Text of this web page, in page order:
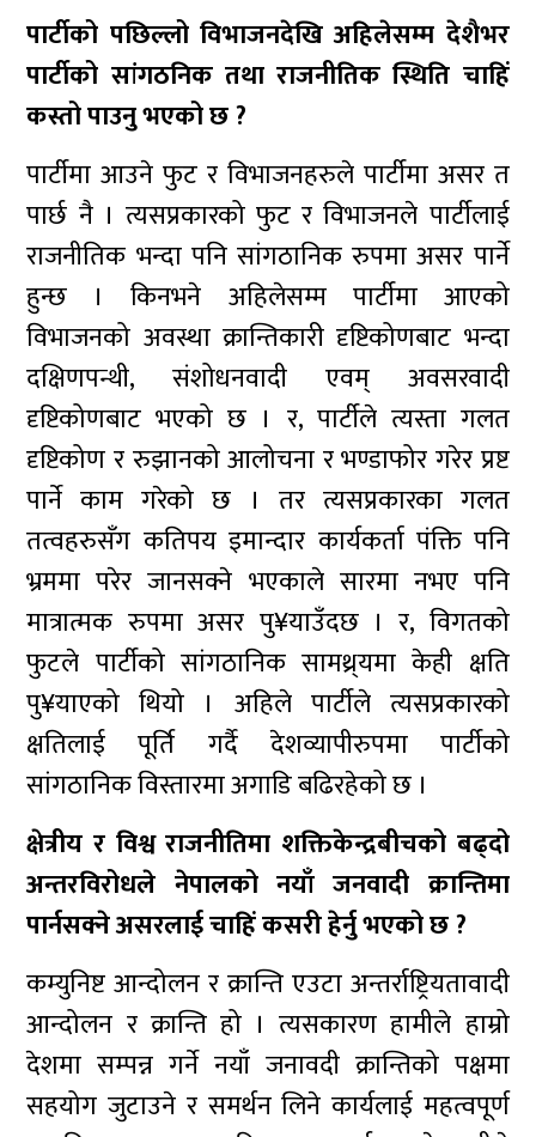
पार्टीको पछिल्लो विभाजनदेखि अहिलेसम्म देशैभर
पार्टीको सांगठनिक तथा राजनीतिक स्थिति चाहिं
कस्तो पाउनु भएको छ ?
पार्टीमा आउने फुट र विभाजनहरुले पार्टीमा असर त
पार्छ नै । त्यसप्रकारको फुट र विभाजनले पार्टीलाई
राजनीतिक भन्दा पनि सांगठानिक रुपमा असर पार्ने
हुन्छ । किनभने अहिलेसम्म पार्टीमा आएको
विभाजनको अवस्था क्रान्तिकारी दृष्टिकोणबाट भन्दा
दक्षिणपन्थी, संशोधनवादी एवम् अवसरवादी
दृष्टिकोणबाट भएको छ । र, पार्टीले त्यस्ता गलत
दृष्टिकोण र रुझानको आलोचना र भण्डाफोर गरेर प्रष्ट
पार्ने काम गरेको छ । तर त्यसप्रकारका गलत
तत्वहरुसँग कतिपय इमान्दार कार्यकर्ता पंक्ति पनि
भ्रममा परेर जानसक्ने भएकाले सारमा नभए पनि
मात्रात्मक रुपमा असर पु¥याउँदछ । र, विगतको
फुटले पार्टीको सांगठानिक सामथ्र्यमा केही क्षति
पु¥याएको थियो । अहिले पार्टीले त्यसप्रकारको
क्षतिलाई पूर्ति गर्दै देशव्यापीरुपमा पार्टीको
सांगठानिक विस्तारमा अगाडि बढिरहेको छ ।
क्षेत्रीय र विश्व राजनीतिमा शक्तिकेन्द्रबीचको बढ्दो
अन्तरविरोधले नेपालको नयाँ जनवादी क्रान्तिमा
पार्नसक्ने असरलाई चाहिं कसरी हेर्नु भएको छ ?
कम्युनिष्ट आन्दोलन र क्रान्ति एउटा अन्तर्राष्ट्रियतावादी
आन्दोलन र क्रान्ति हो । त्यसकारण हामीले हाम्रो
देशमा सम्पन्न गर्ने नयाँ जनावदी क्रान्तिको पक्षमा
सहयोग जुटाउने र समर्थन लिने कार्यलाई महत्वपूर्ण